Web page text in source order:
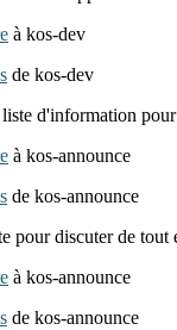
à kos-dev
de kos-dev
d'information pour
à kos-announce
de kos-announce
pour discuter de tout
à kos-announce
de kos-announce